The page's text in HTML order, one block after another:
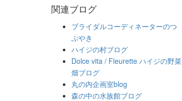
関連ブログ
ブライダルコーディネーターのつ
ぶやき
ハイジの村ブログ
Dolce vita / Fleurette ハイジの野菜
畑ブログ
丸の内企画室blog
森の中の水族館ブログ